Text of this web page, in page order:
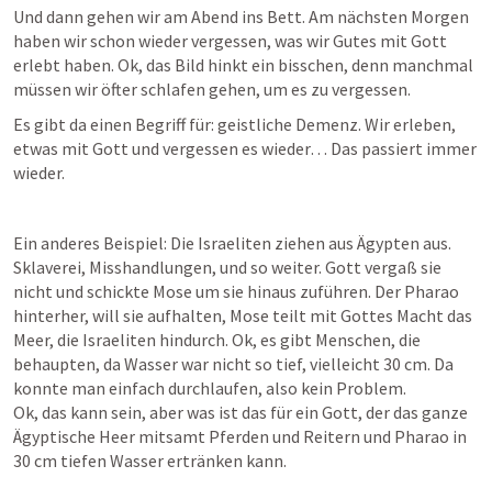
Und dann gehen wir am Abend ins Bett. Am nächsten Morgen
haben wir schon wieder vergessen, was wir Gutes mit Gott
erlebt haben. Ok, das Bild hinkt ein bisschen, denn manchmal
müssen wir öfter schlafen gehen, um es zu vergessen.
Es gibt da einen Begriff für: geistliche Demenz. Wir erleben,
etwas mit Gott und vergessen es wieder… Das passiert immer
wieder.
Ein anderes Beispiel: Die Israeliten ziehen aus Ägypten aus.
Sklaverei, Misshandlungen, und so weiter. Gott vergaß sie
nicht und schickte Mose um sie hinaus zuführen. Der Pharao
hinterher, will sie aufhalten, Mose teilt mit Gottes Macht das
Meer, die Israeliten hindurch. Ok, es gibt Menschen, die
behaupten, da Wasser war nicht so tief, vielleicht 30 cm. Da
konnte man einfach durchlaufen, also kein Problem.
Ok, das kann sein, aber was ist das für ein Gott, der das ganze
Ägyptische Heer mitsamt Pferden und Reitern und Pharao in
30 cm tiefen Wasser ertränken kann.